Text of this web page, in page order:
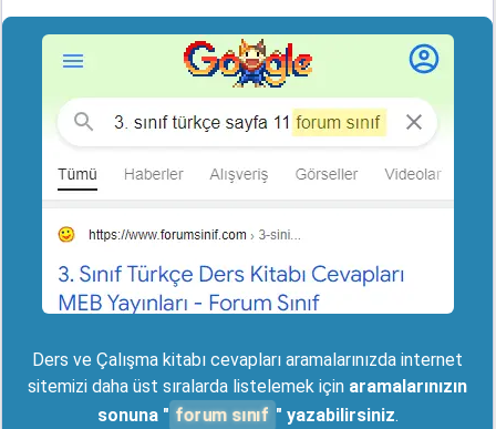
Ders ve Çalışma kitabı cevapları aramalarınızda internet
sitemizi daha üst sıralarda listelemek için aramalarınızın
sonuna " forum sınıf " yazabilirsiniz.